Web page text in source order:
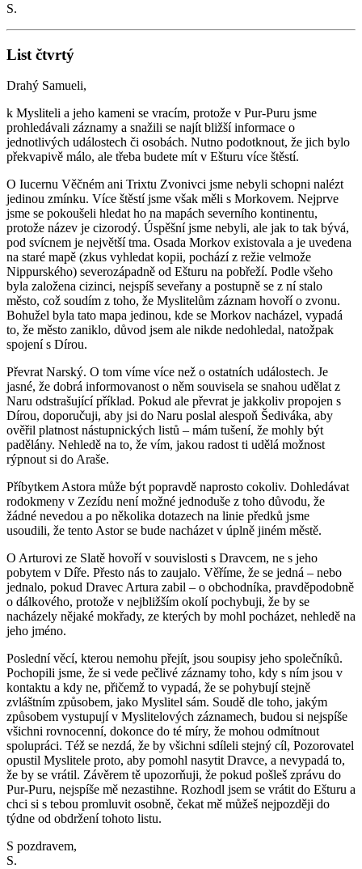
S.
List čtvrtý
Drahý Samueli,
k Mysliteli a jeho kameni se vracím, protože v Pur-Puru jsme
prohledávali záznamy a snažili se najít bližší informace o
jednotlivých událostech či osobách. Nutno podotknout, že jich bylo
překvapivě málo, ale třeba budete mít v Ešturu více štěstí.
O Iucernu Věčném ani Trixtu Zvonivci jsme nebyli schopni nalézt
jedinou zmínku. Více štěstí jsme však měli s Morkovem. Nejprve
jsme se pokoušeli hledat ho na mapách severního kontinentu,
protože název je cizorodý. Úspěšní jsme nebyli, ale jak to tak bývá,
pod svícnem je největší tma. Osada Morkov existovala a je uvedena
na staré mapě (zkus vyhledat kopii, pochází z režie velmože
Nippurského) severozápadně od Ešturu na pobřeží. Podle všeho
byla založena cizinci, nejspíš seveřany a postupně se z ní stalo
město, což soudím z toho, že Myslitelům záznam hovoří o zvonu.
Bohužel byla tato mapa jedinou, kde se Morkov nacházel, vypadá
to, že město zaniklo, důvod jsem ale nikde nedohledal, natožpak
spojení s Dírou.
Převrat Narský. O tom víme více než o ostatních událostech. Je
jasné, že dobrá informovanost o něm souvisela se snahou udělat z
Naru odstrašující příklad. Pokud ale převrat je jakkoliv propojen s
Dírou, doporučuji, aby jsi do Naru poslal alespoň Šediváka, aby
ověřil platnost nástupnických listů – mám tušení, že mohly být
padělány. Nehledě na to, že vím, jakou radost ti udělá možnost
rýpnout si do Araše.
Příbytkem Astora může být popravdě naprosto cokoliv. Dohledávat
rodokmeny v Zezídu není možné jednoduše z toho důvodu, že
žádné nevedou a po několika dotazech na linie předků jsme
usoudili, že tento Astor se bude nacházet v úplně jiném městě.
O Arturovi ze Slatě hovoří v souvislosti s Dravcem, ne s jeho
pobytem v Díře. Přesto nás to zaujalo. Věříme, že se jedná – nebo
jednalo, pokud Dravec Artura zabil – o obchodníka, pravděpodobně
o dálkového, protože v nejbližším okolí pochybuji, že by se
nacházely nějaké mokřady, ze kterých by mohl pocházet, nehledě na
jeho jméno.
Poslední věcí, kterou nemohu přejít, jsou soupisy jeho společníků.
Pochopili jsme, že si vede pečlivé záznamy toho, kdy s ním jsou v
kontaktu a kdy ne, přičemž to vypadá, že se pohybují stejně
zvláštním způsobem, jako Myslitel sám. Soudě dle toho, jakým
způsobem vystupují v Myslitelových záznamech, budou si nejspíše
všichni rovnocenní, dokonce do té míry, že mohou odmítnout
spolupráci. Též se nezdá, že by všichni sdíleli stejný cíl, Pozorovatel
opustil Myslitele proto, aby pomohl nasytit Dravce, a nevypadá to,
že by se vrátil. Závěrem tě upozorňuji, že pokud pošleš zprávu do
Pur-Puru, nejspíše mě nezastihne. Rozhodl jsem se vrátit do Ešturu a
chci si s tebou promluvit osobně, čekat mě můžeš nejpozději do
týdne od obdržení tohoto listu.
S pozdravem,
S.